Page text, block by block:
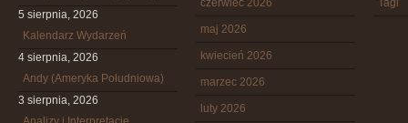
5 sierpnia, 2026
Kalendarz Wydarzeń
4 sierpnia, 2026
Andy (Ameryka Południowa)
3 sierpnia, 2026
czerwiec 2026
maj 2026
kwiecień 2026
marzec 2026
luty 2026
Tagi